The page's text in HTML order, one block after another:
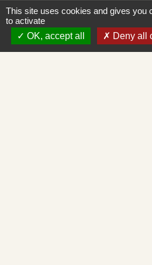
This site uses cookies and gives you
to activate
OK, accept all
Deny all